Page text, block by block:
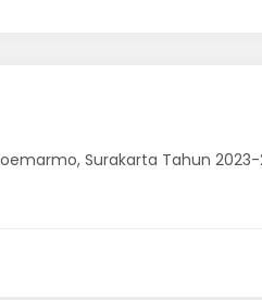
Surakarta Tahun